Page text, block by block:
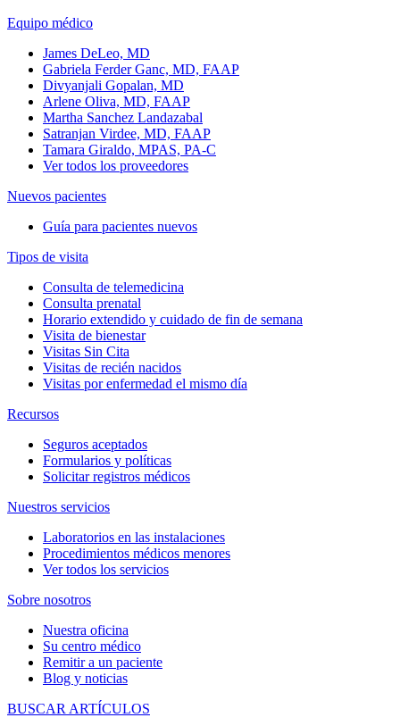
Equipo médico
James DeLeo, MD
Gabriela Ferder Ganc, MD, FAAP
Divyanjali Gopalan, MD
Arlene Oliva, MD, FAAP
Martha Sanchez Landazabal
Satranjan Virdee, MD, FAAP
Tamara Giraldo, MPAS, PA-C
Ver todos los proveedores
Nuevos pacientes
Guía para pacientes nuevos
Tipos de visita
Consulta de telemedicina
Consulta prenatal
Horario extendido y cuidado de fin de semana
Visita de bienestar
Visitas Sin Cita
Visitas de recién nacidos
Visitas por enfermedad el mismo día
Recursos
Seguros aceptados
Formularios y políticas
Solicitar registros médicos
Nuestros servicios
Laboratorios en las instalaciones
Procedimientos médicos menores
Ver todos los servicios
Sobre nosotros
Nuestra oficina
Su centro médico
Remitir a un paciente
Blog y noticias
BUSCAR ARTÍCULOS